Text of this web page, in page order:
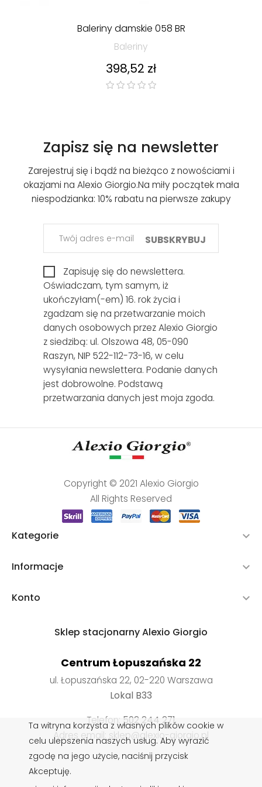
Baleriny damskie 058 BR
Baleriny
Cena
398,52 zł
Zapisz się na newsletter
Zarejestruj się i bądź na bieżąco z nowościami i
okazjami na Alexio Giorgio.Na miły początek mała
niespodzianka: 10% rabatu na pierwsze zakupy
SUBSKRYBUJ
Zapisuję się do newslettera.
Oświadczam, tym samym, iż
ukończyłam(-em) 16. rok życia i
zgadzam się na przetwarzanie moich
danych osobowych przez Alexio Giorgio
z siedzibą: ul. Olszowa 48, 05-090
Raszyn, NIP 522-112-73-16, w celu
wysyłania newslettera. Podanie danych
jest dobrowolne. Podstawą
przetwarzania danych jest moja zgoda.
Copyright © 2021 Alexio Giorgio
All Rights Reserved
Kategorie 
Informacje 
Konto 
Sklep stacjonarny Alexio Giorgio
Centrum Łopuszańska 22
ul. Łopuszańska 22, 02-220 Warszawa
Lokal B33
Telefon: 502 244 271
Adres email: sklep@alexio-giorgio.pl
Ta witryna korzysta z własnych plików cookie w
celu ulepszenia naszych usług. Aby wyrazić
zgodę na jego użycie, naciśnij przycisk
Akceptuję.